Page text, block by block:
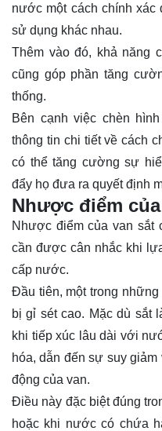
nước một cách chính
sử dụng khác nhau.
Thêm vào đó, khả năng
cũng góp phần tăng
thống.
Bên cạnh việc chèn
thông tin chi tiết về cách
có thể tăng cường sự
đẩy họ đưa ra quyết định
Nhược điểm
Nhược điểm của van sắt
cần được cân nhắc khi
cấp nước.
Đầu tiên, một trong
bị gỉ sét cao. Mặc dù sắt
khi tiếp xúc lâu dài với
hóa, dẫn đến sự suy
động của van.
Điều này đặc biệt đúng
hoặc khi nước có chứa